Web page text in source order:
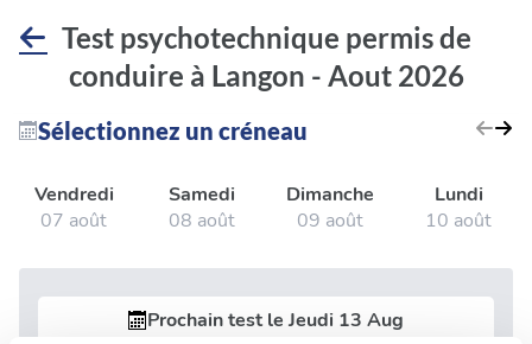
Test psychotechnique permis de
conduire à Langon - Aout 2026
Sélectionnez un créneau
Vendredi
07 août
Samedi
08 août
Dimanche
09 août
Lundi
10 août
Prochain test le Jeudi 13 Aug